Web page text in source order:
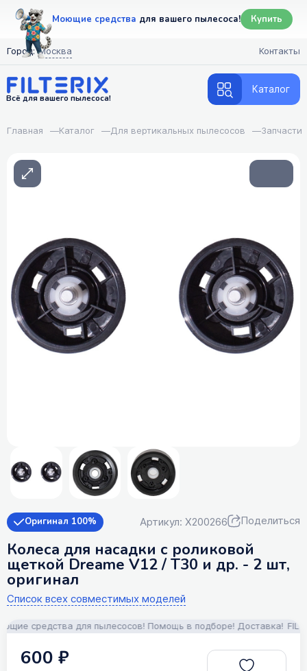
Моющие средства для вашего пылесоса! Купить
Город: Москва Контакты
Всё для вашего пылесоса!
Каталог
Главная —Каталог —Для вертикальных пылесосов —Запчасти
Оригинал 100% Артикул: X200266 Поделиться
Колеса для насадки с роликовой
щеткой Dreame V12 / T30 и др. - 2 шт,
оригинал
Список всех совместимых моделей
средства для пылесосов! Помощь в подборе! Доставка!
600 ₽